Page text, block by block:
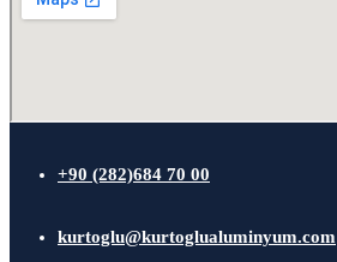
+90 (282)684 70 00
kurtoglu@kurtoglualuminyum.com